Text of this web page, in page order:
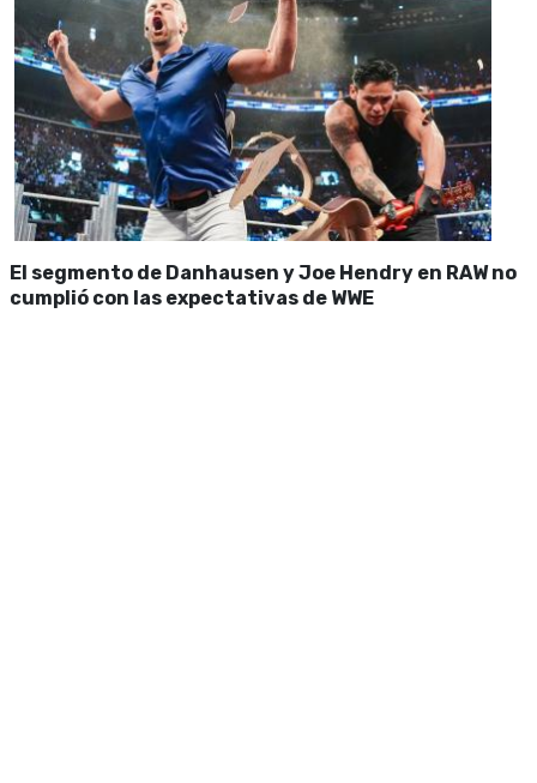
El segmento de Danhausen y Joe Hendry en RAW no
cumplió con las expectativas de WWE